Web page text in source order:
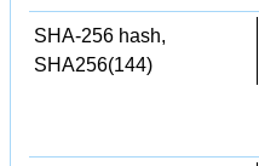
SHA-256 hash,
SHA256(144)